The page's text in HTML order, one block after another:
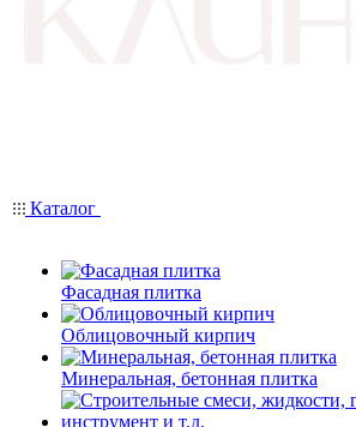
Каталог
Фасадная плитка
Облицовочный кирпич
Минеральная, бетонная плитка